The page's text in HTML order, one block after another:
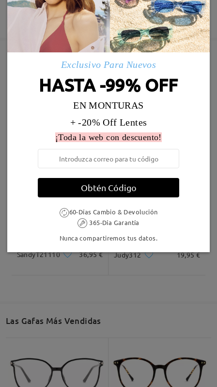
Fabricación
5-7 días laborales
60 días de garantía de devolución y cambio
Garantía de 365 días
Descubrir Más
19,95 € ST0165
SandyT21110 36,95 € Judy312 19,95 €
Las Gafas Más Vendidas
Exclusivo Para Nuevos
HASTA -99% OFF
EN MONTURAS
+ -20% Off Lentes
¡Toda la web con descuento!
Obtén Código
60-Días Cambio & Devolución
365-Día Garantía
Nunca compartiremos tus datos.